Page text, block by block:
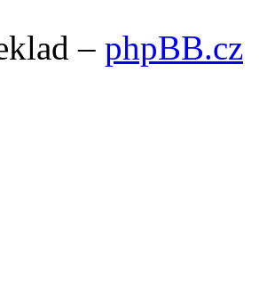
– phpBB.cz